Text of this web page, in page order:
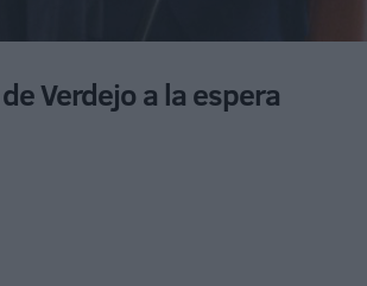
Verdejo a la espera